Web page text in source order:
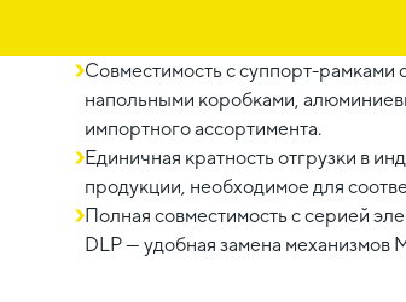
Совместимость с суппорт-рамками
напольными коробками,
импортного ассортимента.
Единичная кратность отгрузки в
продукции, необходимое для
Полная совместимость с серией
DLP — удобная замена механизмов